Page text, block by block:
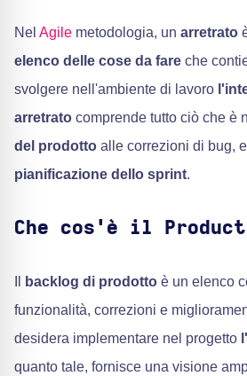
Nel Agile metodologia, un arretrato
elenco delle cose da fare che
svolgere nell'ambiente di lavoro
arretrato comprende tutto ciò che è
del prodotto alle correzioni di bug,
pianificazione dello sprint.
Che cos'è il Product
backlog di prodotto è un elenco
funzionalità, correzioni e
desidera implementare nel progetto
quanto tale, fornisce una visione